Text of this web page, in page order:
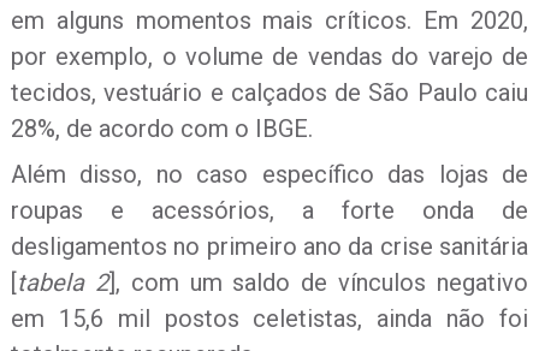
em alguns momentos mais críticos. Em 2020,
por exemplo, o volume de vendas do varejo de
tecidos, vestuário e calçados de São Paulo caiu
28%, de acordo com o IBGE.
Além disso, no caso específico das lojas de
roupas e acessórios, a forte onda de
desligamentos no primeiro ano da crise sanitária
[tabela 2], com um saldo de vínculos negativo
em 15,6 mil postos celetistas, ainda não foi